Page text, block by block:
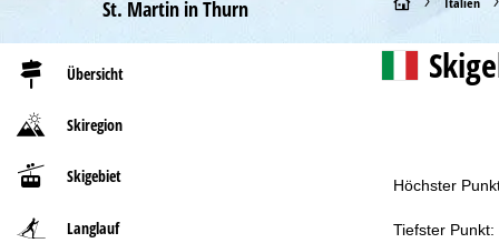
St. Martin in Thurn
Übersicht
Skiregion
Skigebiet
Langlauf
t
t
s
Höchster
Tiefster Punkt: